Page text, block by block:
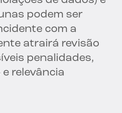
podem ser
com a
atrairá revisão
penalidades,
relevância